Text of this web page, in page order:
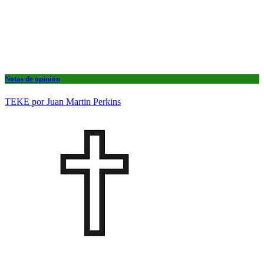
Notas de opinión
TEKE por Juan Martin Perkins